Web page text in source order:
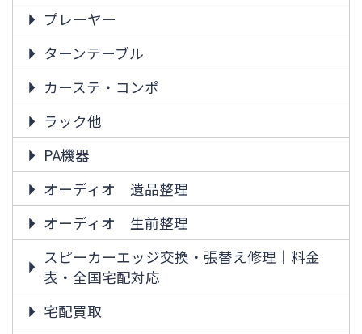
プレーヤー
ターンテーブル
カーステ・コンポ
ラック他
PA機器
オーディオ 遺品整理
オーディオ 生前整理
スピーカーエッジ交換・張替え修理｜料金
表・全国宅配対応
宅配買取